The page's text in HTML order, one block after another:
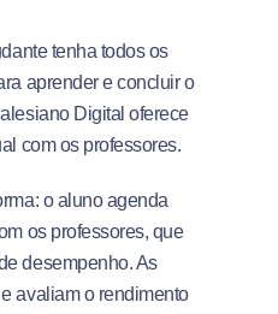
tenha todos os
aprender e concluir o
Digital oferece
com os professores.
o aluno agenda
os professores, que
desempenho. As
avaliam o rendimento